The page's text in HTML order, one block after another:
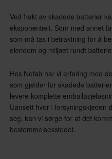
Ved frakt av skadede batterier
eksponentielt. Som med annet
som må tas i betraktning for å
eiendom og miljøet rundt
Hos Nefab har vi erfaring med
som gjelder for skadede
levere komplette
Uansett hvor i forsyningskjeden
seg, kan vi sørge for at det
bestemmelsesstedet.